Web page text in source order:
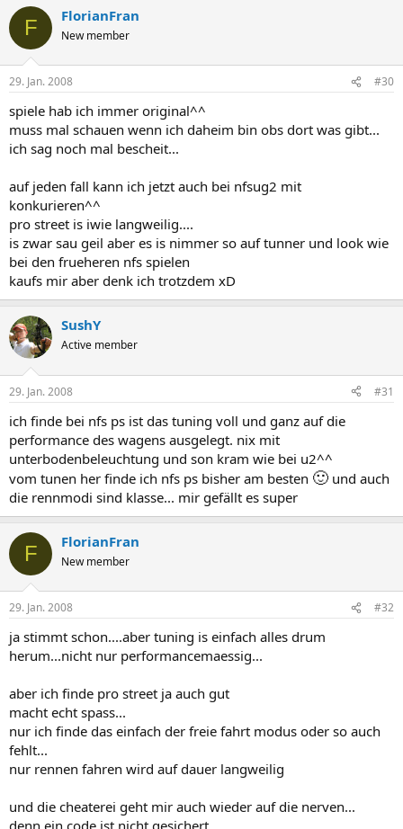
F FlorianFran
New member
29. Jan. 2008 #30
spiele hab ich immer original^^
muss mal schauen wenn ich daheim bin obs dort was gibt...
ich sag noch mal bescheit...
auf jeden fall kann ich jetzt auch bei nfsug2 mit
konkurieren^^
pro street is iwie langweilig....
is zwar sau geil aber es is nimmer so auf tunner und look wie
bei den frueheren nfs spielen
kaufs mir aber denk ich trotzdem xD
SushY
Active member
29. Jan. 2008 #31
ich finde bei nfs ps ist das tuning voll und ganz auf die
performance des wagens ausgelegt. nix mit
unterbodenbeleuchtung und son kram wie bei u2^^
vom tunen her finde ich nfs ps bisher am besten 🙂 und auch
die rennmodi sind klasse... mir gefällt es super
F FlorianFran
New member
29. Jan. 2008 #32
ja stimmt schon....aber tuning is einfach alles drum
herum...nicht nur performancemaessig...
aber ich finde pro street ja auch gut
macht echt spass...
nur ich finde das einfach der freie fahrt modus oder so auch
fehlt...
nur rennen fahren wird auf dauer langweilig
und die cheaterei geht mir auch wieder auf die nerven...
denn ein code ist nicht gesichert